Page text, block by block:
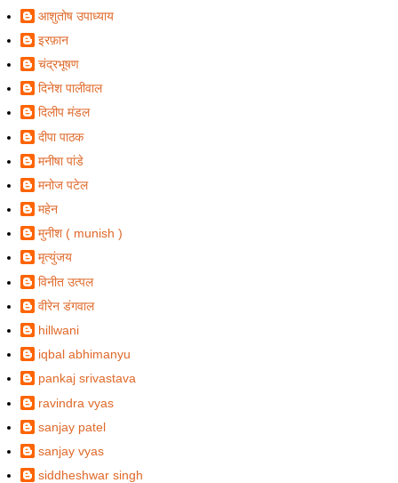
आशुतोष उपाध्याय
इरफ़ान
चंद्रभूषण
दिनेश पालीवाल
दिलीप मंडल
दीपा पाठक
मनीषा पांडे
मनोज पटेल
महेन
मुनीश ( munish )
मृत्युंजय
विनीत उत्पल
वीरेन डंगवाल
hillwani
iqbal abhimanyu
pankaj srivastava
ravindra vyas
sanjay patel
sanjay vyas
siddheshwar singh